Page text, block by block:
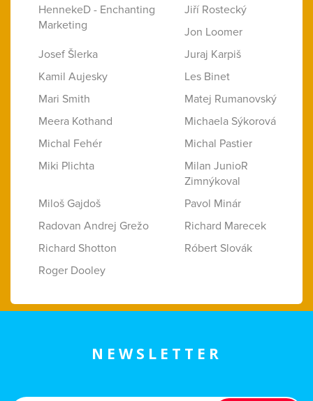
HennekeD - Enchanting
Marketing
Jiří Rostecký
Jon Loomer
Josef Šlerka
Juraj Karpiš
Kamil Aujesky
Les Binet
Mari Smith
Matej Rumanovský
Meera Kothand
Michaela Sýkorová
Michal Fehér
Michal Pastier
Miki Plichta
Milan JunioR
Zimnýkoval
Miloš Gajdoš
Pavol Minár
Radovan Andrej Grežo
Richard Marecek
Richard Shotton
Róbert Slovák
Roger Dooley
NEWSLETTER